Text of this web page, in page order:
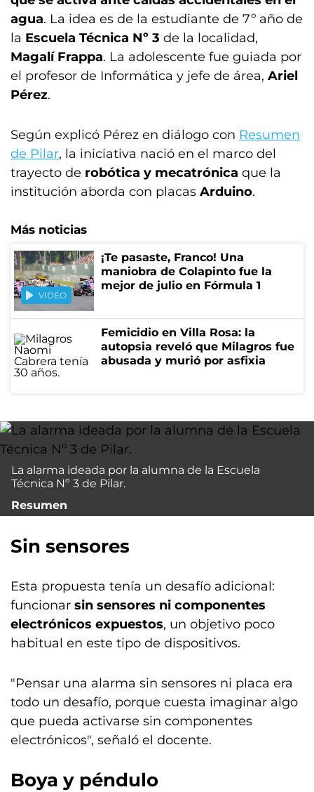
agua. La idea es de la estudiante de 7º año de
la Escuela Técnica Nº 3 de la localidad,
Magalí Frappa. La adolescente fue guiada por
el profesor de Informática y jefe de área, Ariel
Pérez.
Según explicó Pérez en diálogo con Resumen
de Pilar, la iniciativa nació en el marco del
trayecto de robótica y mecatrónica que la
institución aborda con placas Arduino.
Más noticias
VIDEO
¡Te pasaste, Franco! Una
maniobra de Colapinto fue la
mejor de julio en Fórmula 1
Femicidio en Villa Rosa: la
autopsia reveló que Milagros fue
abusada y murió por asfixia
La alarma ideada por la alumna de la Escuela
Técnica Nº 3 de Pilar.
Resumen
Sin sensores
Esta propuesta tenía un desafío adicional:
funcionar sin sensores ni componentes
electrónicos expuestos, un objetivo poco
habitual en este tipo de dispositivos.
"Pensar una alarma sin sensores ni placa era
todo un desafío, porque cuesta imaginar algo
que pueda activarse sin componentes
electrónicos", señaló el docente.
Boya y péndulo